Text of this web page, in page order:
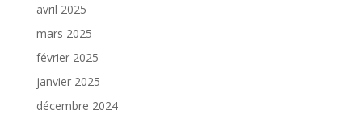
avril 2025
mars 2025
février 2025
janvier 2025
décembre 2024